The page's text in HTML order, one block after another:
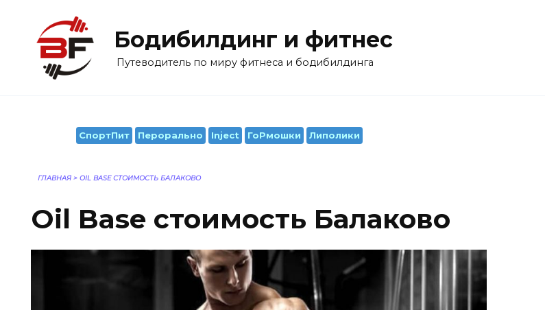
содержанию
Бодибилдинг и фитнес
Путеводитель по миру фитнеса и бодибилдинга
СпортПит Перорально Inject ГоРмошки Липолики
ГЛАВНАЯ > OIL BASE СТОИМОСТЬ БАЛАКОВО
Oil Base стоимость Балаково